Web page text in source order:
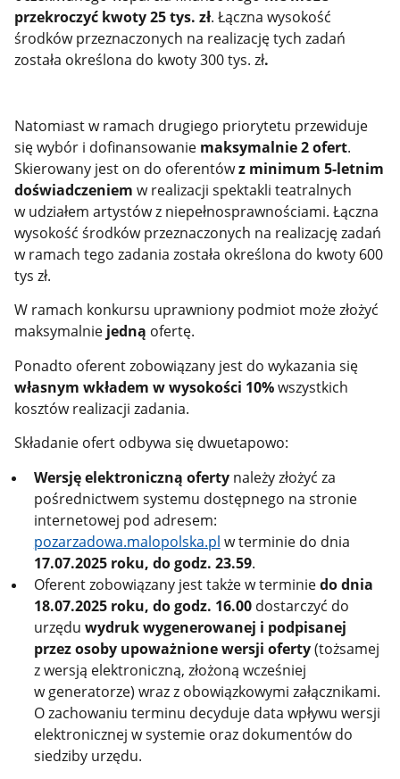
przekroczyć kwoty 25 tys. zł. Łączna wysokość
środków przeznaczonych na realizację tych zadań
została określona do kwoty 300 tys. zł.
Natomiast w ramach drugiego priorytetu przewiduje
się wybór i dofinansowanie maksymalnie 2 ofert.
Skierowany jest on do oferentówz minimum 5-letnim
doświadczeniem w realizacji spektakli teatralnych
w udziałem artystów z niepełnosprawnościami. Łączna
wysokość środków przeznaczonych na realizację zadań
w ramach tego zadania została określona do kwoty 600
tys zł.
W ramach konkursu uprawniony podmiot może złożyć
maksymalnie jedną ofertę.
Ponadto oferent zobowiązany jest do wykazania się
własnym wkładem w wysokości 10%wszystkich
kosztów realizacji zadania.
Składanie ofert odbywa się dwuetapowo:
Wersję elektroniczną ofertynależy złożyć za
pośrednictwem systemu dostępnego na stronie
internetowej pod adresem:
pozarzadowa.malopolska.pl w terminie do dnia
17.07.2025 roku, do godz. 23.59.
Oferent zobowiązany jest także w terminiedo dnia
18.07.2025 roku, do godz. 16.00dostarczyć do
urzędu wydruk wygenerowanej i podpisanej
przez osoby upoważnione wersji oferty(tożsamej
z wersją elektroniczną, złożoną wcześniej
w generatorze) wraz z obowiązkowymi załącznikami.
O zachowaniu terminu decyduje data wpływu wersji
elektronicznej w systemie oraz dokumentów do
siedziby urzędu.